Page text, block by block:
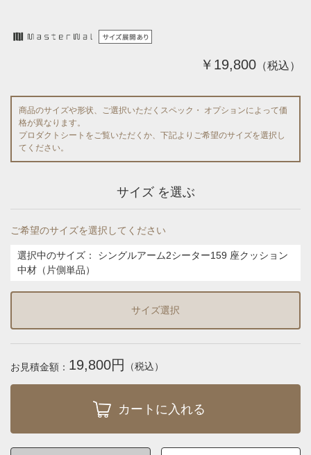
￥19,800 （税込）
商品のサイズや形状、ご選択いただくスペック・ オプションによって価
格が異なります。
プロダクトシートをご覧いただくか、下記よりご希望のサイズを選択し
てください。
サイズ を選ぶ
ご希望のサイズを選択してください
選択中のサイズ：
シングルアーム2シーター159 座クッション
中材（片側単品）
サイズ選択
お見積金額： 19,800円 （税込）